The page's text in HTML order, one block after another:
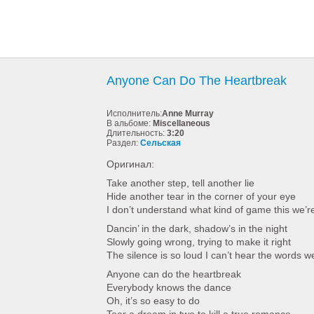
Anyone Can Do The Heartbreak
Исполнитель:Anne Murray
В альбоме: Miscellaneous
Длительность: 3:20
Раздел: Сельская
Оригинал:
Take another step, tell another lie
Hide another tear in the corner of your eye
I don’t understand what kind of game this
Dancin’ in the dark, shadow’s in the night
Slowly going wrong, trying to make it right
The silence is so loud I can’t hear the words
Anyone can do the heartbreak
Everybody knows the dance
Oh, it’s so easy to do